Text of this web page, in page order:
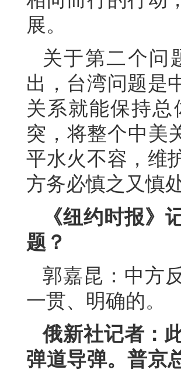
展。
关于第二个问
出，台湾问题是
关系就能保持
突，将整个中美
平水火不容，维
方务必慎之又慎
《纽约时报》
题？
郭嘉昆：中方
一贯、明确的。
俄新社记者：
弹道导弹。普京